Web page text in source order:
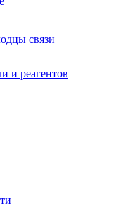
связи
и реагентов